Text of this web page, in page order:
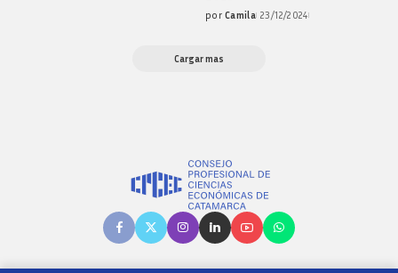
Posted
por Camila 23/12/2024
Cargar mas